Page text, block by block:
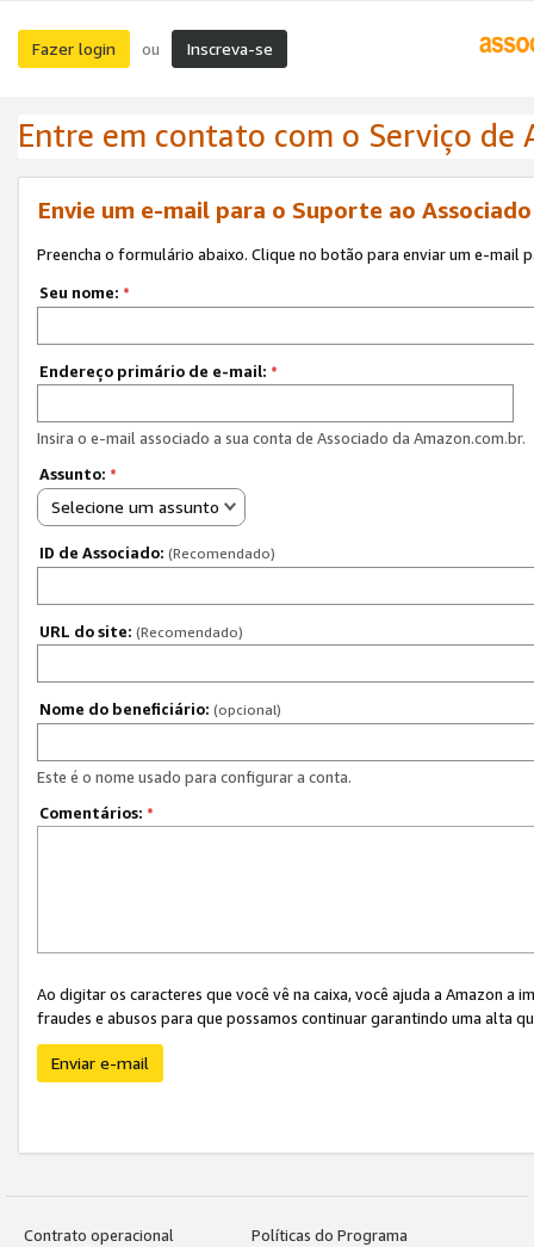
Fazer login ou Inscreva-se
Entre em contato com o Serviço de
Envie um e-mail para o Suporte ao
Preencha o formulário abaixo. Clique no botão para enviar um e-mail
Seu nome: *
Endereço primário de e-mail: *
Insira o e-mail associado a sua conta de Associado da Amazon.com.br.
Assunto: *
Selecione um assunto
ID de Associado: (Recomendado)
URL do site: (Recomendado)
Nome do beneficiário: (opcional)
Este é o nome usado para configurar a conta.
Comentários: *
Ao digitar os caracteres que você vê na caixa, você ajuda a Amazon
fraudes e abusos para que possamos continuar garantindo uma alta
Enviar e-mail
Contrato operacional
Políticas do Programa